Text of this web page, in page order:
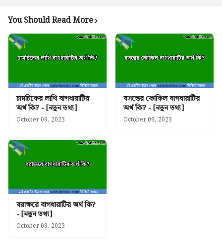
You Should Read More
চামচিকের লাথি বাগধারাটির
অর্থ কি? - [নতুন তথ্য]
October 09, 2023
বসন্তের কোকিল বাগধারাটির
অর্থ কি? - [নতুন তথ্য]
October 09, 2023
বরাক্ষরে বাগধারাটির অর্থ কি?
- [নতুন তথ্য]
October 09, 2023